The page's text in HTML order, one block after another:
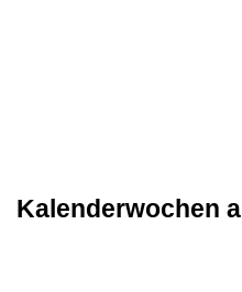
Kalenderwochen